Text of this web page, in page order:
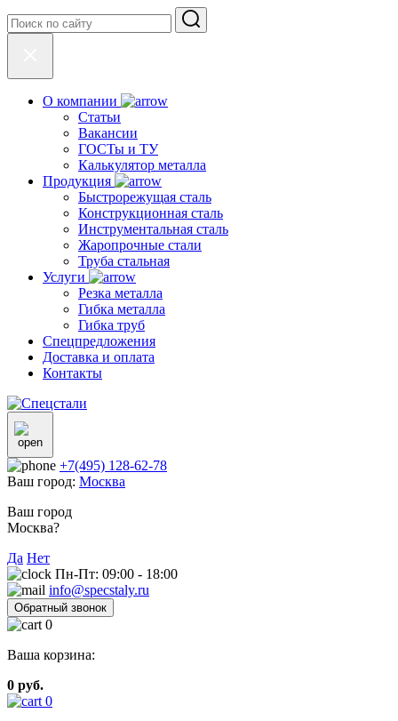
О компании
Статьи
Вакансии
ГОСТы и ТУ
Калькулятор металла
Продукция
Быстрорежущая сталь
Конструкционная сталь
Инструментальная сталь
Жаропрочные стали
Труба стальная
Услуги
Резка металла
Гибка металла
Гибка труб
Спецпредложения
Доставка и оплата
Контакты
+7(495) 128-62-78
Ваш город: Москва
Ваш город
Москва?
Да Нет
Пн-Пт: 09:00 - 18:00
info@specstaly.ru
Обратный звонок
0
Ваша корзина:
0 руб.
0